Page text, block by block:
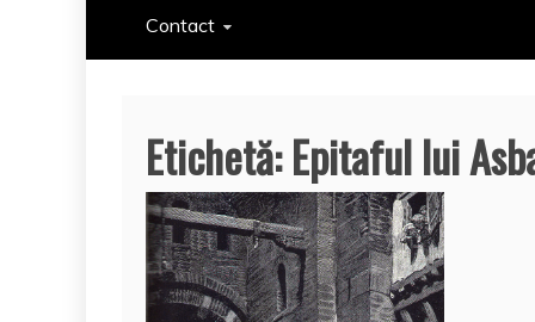
Contact
Etichetă:Epitaful lui